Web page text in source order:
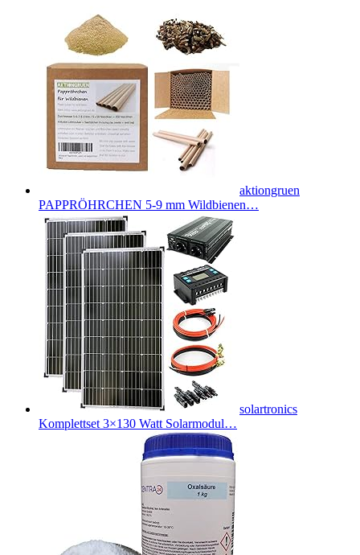
aktiongruen
PAPPRÖHRCHEN 5-9 mm Wildbienen…
solartronics
Komplettset 3×130 Watt Solarmodul…